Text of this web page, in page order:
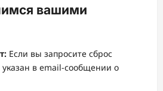
вашими
Если вы запросите сброс
в email-сообщении о